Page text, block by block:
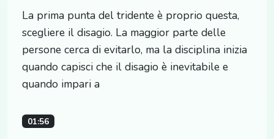
La prima punta del tridente è proprio questa,
scegliere il disagio. La maggior parte delle
persone cerca di evitarlo, ma la disciplina inizia
quando capisci che il disagio è inevitabile e
quando impari a
01:56